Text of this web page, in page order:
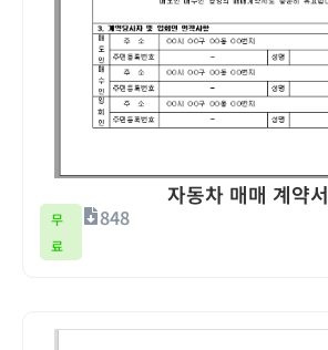
자동차 매매 계약서
무
료
848